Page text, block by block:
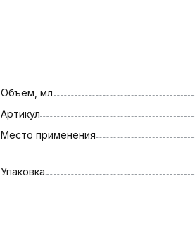
Объем, мл
Артикул
Место применения
Упаковка